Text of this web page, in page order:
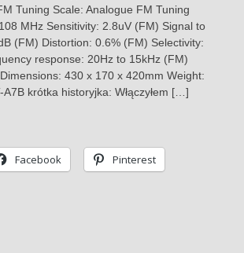
Tuning Scale: Analogue FM Tuning
MHz Sensitivity: 2.8uV (FM) Signal to
(FM) Distortion: 0.6% (FM) Selectivity:
response: 20Hz to 15kHz (FM)
430 x 170 x 420mm Weight:
krótka historyjka: Włączyłem […]
Facebook Pinterest